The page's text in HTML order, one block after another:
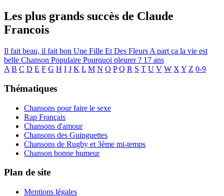
Les plus grands succès de Claude
Francois
Il fait beau, il fait bon Une Fille Et Des Fleurs A part ça la vie est
belle Chanson Populaire Pourquoi pleurer ? 17 ans
A B C D E F G H I J K L M N O P Q R S T U V W X Y Z 0-9
Thématiques
Chansons pour faire le sexe
Rap Français
Chansons d'amour
Chansons des Guinguettes
Chansons de Rugby et 3ème mi-temps
Chanson bonne humeur
Plan de site
Mentions légales